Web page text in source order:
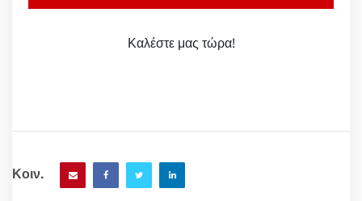
Καλέστε μας τώρα!
Κοιν.